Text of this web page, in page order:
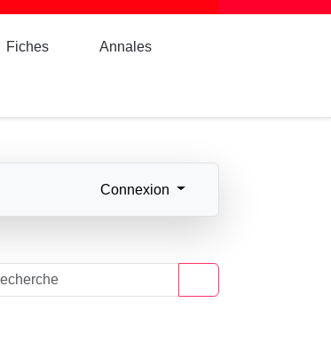
Fiches Annales
Connexion